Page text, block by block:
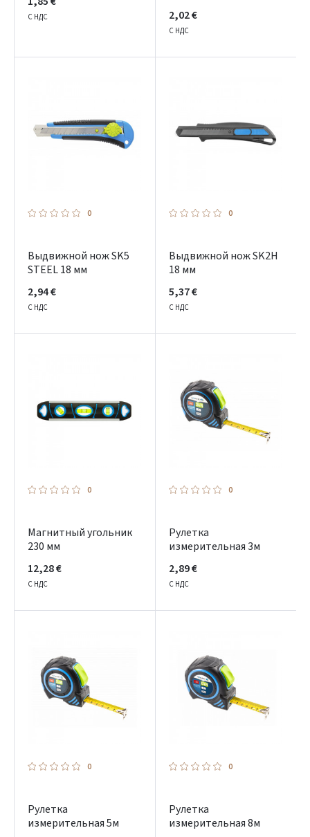
С НДС
2,02 €
С НДС
0
Выдвижной нож SK5
STEEL 18 мм
2,94 €
С НДС
0
Выдвижной нож SK2H
18 мм
5,37 €
С НДС
0
Магнитный угольник
230 мм
12,28 €
С НДС
0
Рулетка
измерительная 3м
2,89 €
С НДС
0
Рулетка
измерительная 5м
0
Рулетка
измерительная 8м